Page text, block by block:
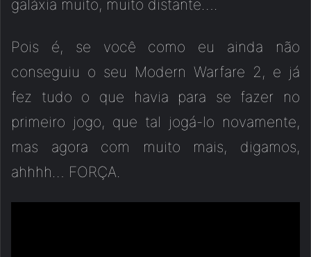
galáxia muito, muito distante….
Pois é, se você como eu ainda não
conseguiu o seu Modern Warfare 2, e já
fez tudo o que havia para se fazer no
primeiro jogo, que tal jogá-lo novamente,
mas agora com muito mais, digamos,
ahhhh… FORÇA.